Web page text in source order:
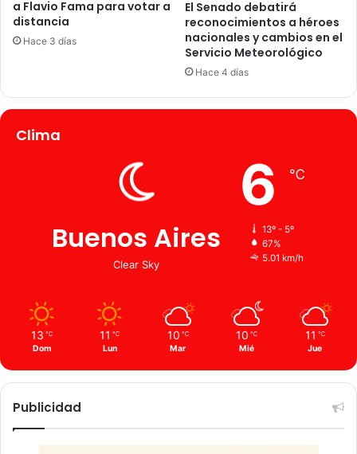
a Flavio Fama para votar a
distancia
Hace 3 días
El Senado debatirá
reconocimientos a héroes
nacionales y cambios en el
Servicio Meteorológico
Hace 4 días
Clima
Buenos Aires
Clear Sky
6 ℃
13º - 5º
67%
5.01 km/h
13 ℃
Dom
11 ℃
Lun
10 ℃
Mar
10 ℃
Mié
11 ℃
Jue
Publicidad